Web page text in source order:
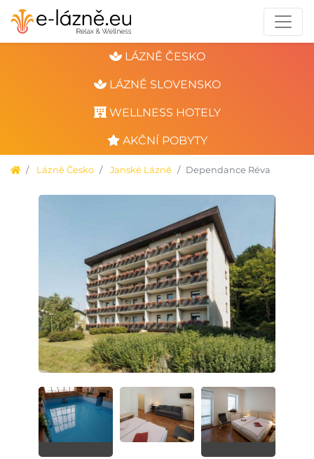
LÁZNĚ ČESKO
LÁZNĚ SLOVENSKO
WELLNESS HOTELY
AKČNÍ POBYTY
Lázně Česko Janské Lázně Dependance Réva